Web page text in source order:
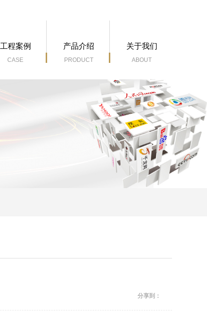
工程案例
CASE
产品介绍
PRODUCT
关于我们
ABOUT
分享到：